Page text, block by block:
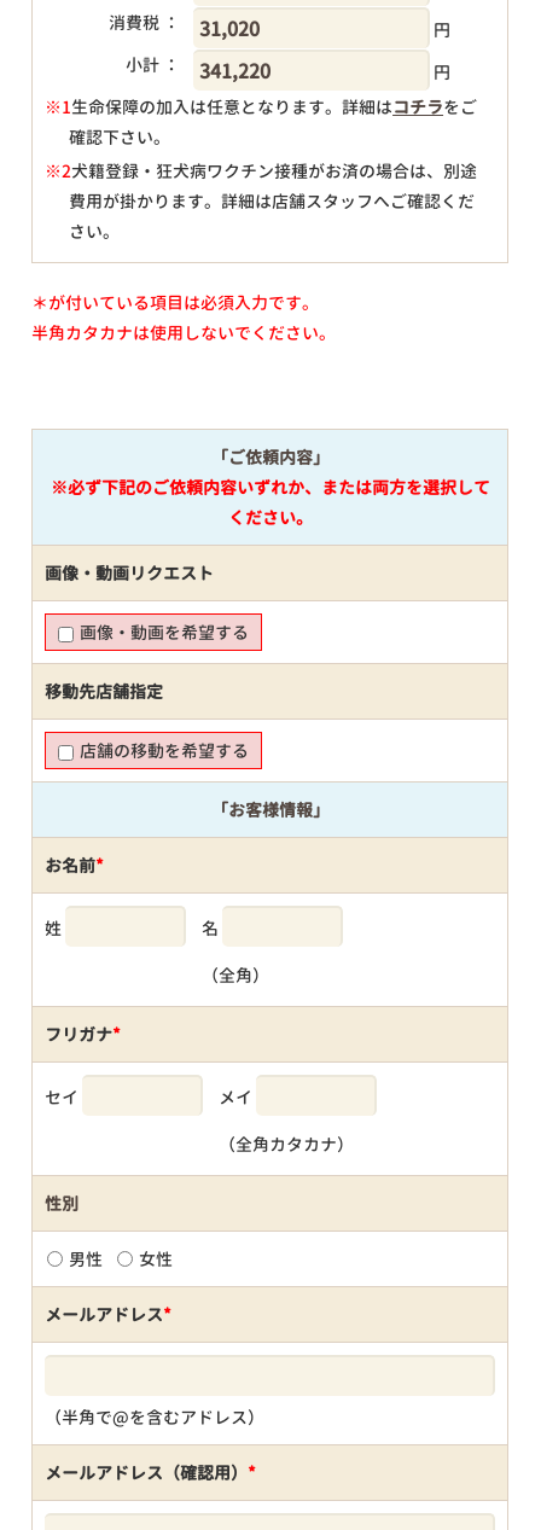
消費税 ：
円
小計 ：
円
※1生命保障の加入は任意となります。詳細はコチラをご
確認下さい。
※2犬籍登録・狂犬病ワクチン接種がお済の場合は、別途
費用が掛かります。詳細は店舗スタッフへご確認くだ
さい。
＊が付いている項目は必須入力です。
半角カタカナは使用しないでください。
「ご依頼内容」
※必ず下記のご依頼内容いずれか、または両方を選択して
ください。
画像・動画リクエスト
画像・動画を希望する
移動先店舗指定
店舗の移動を希望する
「お客様情報」
お名前*
姓 名
（全角）
フリガナ*
セイ メイ
（全角カタカナ）
性別
男性 女性
メールアドレス*
（半角で@を含むアドレス）
メールアドレス（確認用） *